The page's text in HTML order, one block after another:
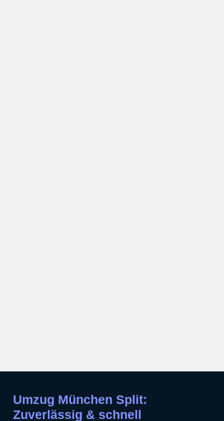
Umzug München Split:
Zuverlässig & schnell